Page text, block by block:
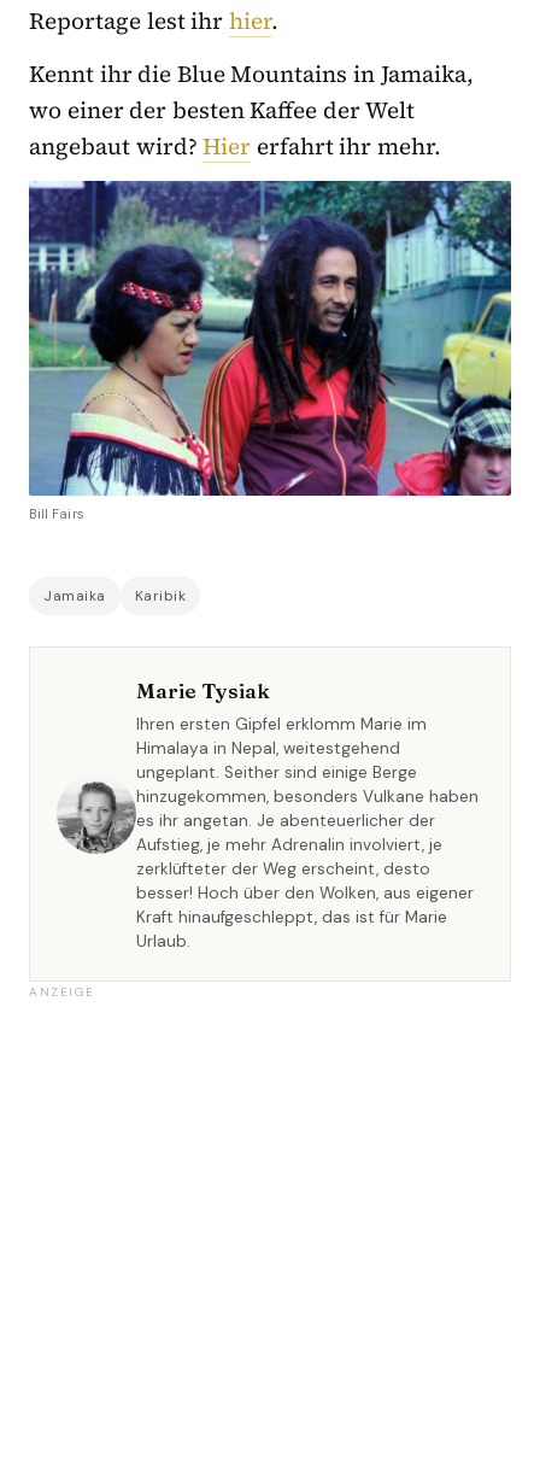
Reportage lest ihrhier.
Kennt ihr die Blue Mountains in Jamaika,
wo einer der besten Kaffee der Welt
angebaut wird?Hier erfahrt ihr mehr.
Bill Fairs
Jamaika Karibik
Marie Tysiak
Ihren ersten Gipfel erklomm Marie im
Himalaya in Nepal, weitestgehend
ungeplant. Seither sind einige Berge
hinzugekommen, besonders Vulkane haben
es ihr angetan. Je abenteuerlicher der
Aufstieg, je mehr Adrenalin involviert, je
zerklüfteter der Weg erscheint, desto
besser! Hoch über den Wolken, aus eigener
Kraft hinaufgeschleppt, das ist für Marie
Urlaub.
ANZEIGE